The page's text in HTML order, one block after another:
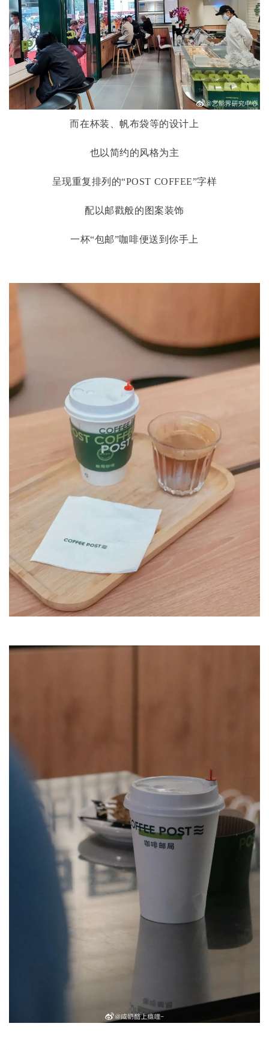
而在杯装、帆布袋等的设计上
也以简约的风格为主
呈现重复排列的“POST COFFEE”字样
配以邮戳般的图案装饰
一杯“包邮”咖啡便送到你手上